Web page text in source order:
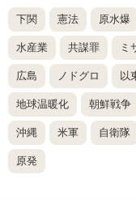
下関 憲法 原水爆
水産業 共謀罪 ミ
広島 ノドグロ 以
地球温暖化 朝鮮戦争
沖縄 米軍 自衛隊
原発